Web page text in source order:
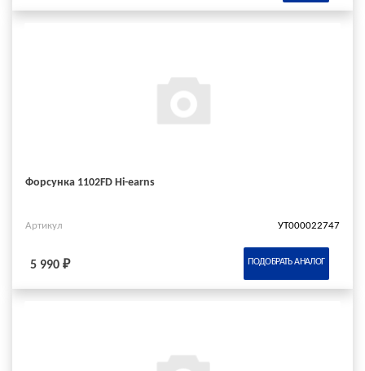
Форсунка 1102FD Hi-earns
Артикул УТ000022747
5 990 ₽ ПОДОБРАТЬ АНАЛОГ